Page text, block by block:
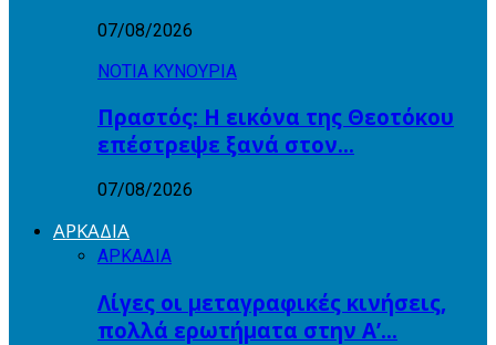
07/08/2026
ΝΟΤΙΑ ΚΥΝΟΥΡΙΑ
Πραστός: Η εικόνα της Θεοτόκου
επέστρεψε ξανά στον…
07/08/2026
ΑΡΚΑΔΙΑ
ΑΡΚΑΔΙΑ
Λίγες οι μεταγραφικές κινήσεις,
πολλά ερωτήματα στην Α’…